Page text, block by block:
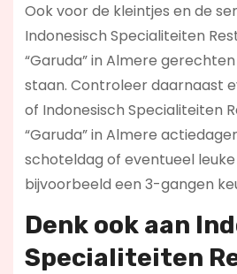
Ook voor de kleintjes en de
Indonesisch Specialiteiten
“Garuda” in Almere
staan. Controleer daarnaast
of Indonesisch Specialiteiten
“Garuda” in Almere
schoteldag of eventueel
bijvoorbeeld een 3-gangen
Denk ook aan
Specialiteiten